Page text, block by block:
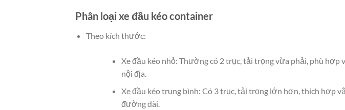
Phân loại xe đầu kéo container
Theo kích thước:
Xe đầu kéo nhỏ: Thường có 2 trục, tải trọng vừa phải, phù hợp
nội địa.
Xe đầu kéo trung bình: Có 3 trục, tải trọng lớn hơn, thích hợp
đường dài.